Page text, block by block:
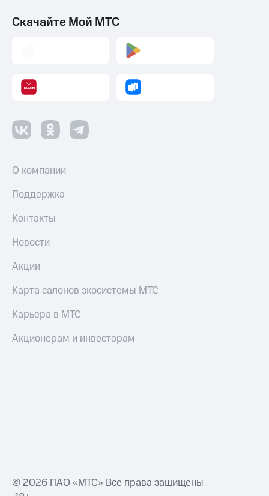
Скачайте Мой МТС
О компании
Поддержка
Контакты
Новости
Акции
Карта салонов экосистемы МТС
Карьера в МТС
Акционерам и инвесторам
© 2026 ПАО «МТС» Все права защищены